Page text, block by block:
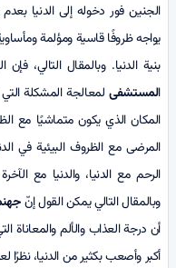
الجنين فور دخوله إلى الدنيا
يواجه ظروفًا قاسية ومؤلمة
بنية الدنيا. وبالمقال التالي،
المستشفىلمعالجة المشكلة
المكان الذي يكون متماشيًا مع
المرضى مع الظروف البيئية في
الرحم مع الدنيا، والدنيا مع
وبالمقال التالي يمكن القول إنّ
أن درجة العذاب والألم والمعاناة
أكبر وأصعب بكثير من الدنيا، نظرًا